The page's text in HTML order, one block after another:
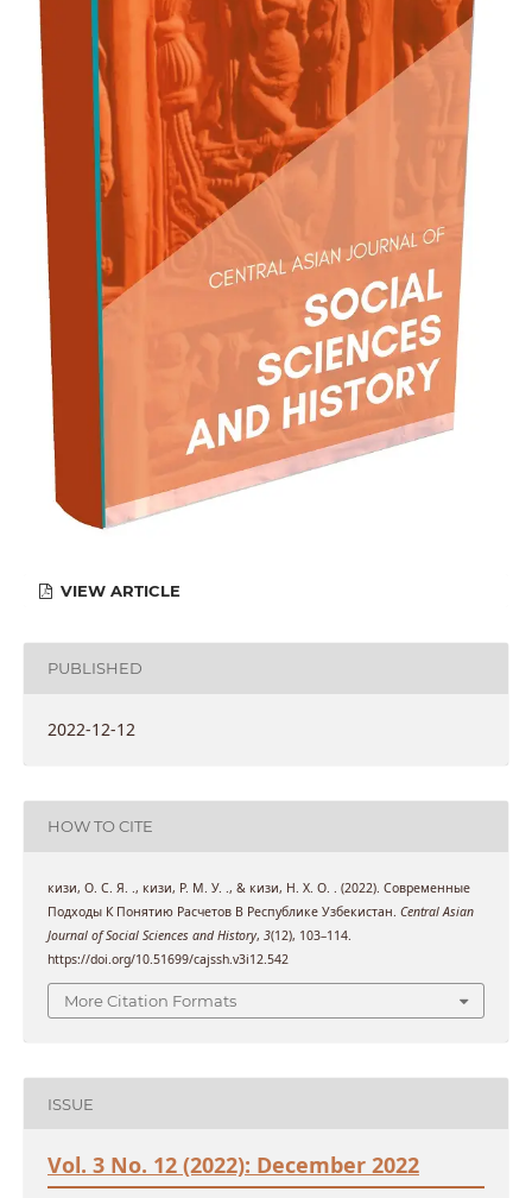
VIEW ARTICLE
PUBLISHED
2022-12-12
HOW TO CITE
кизи, О. С. Я. ., кизи, Р. М. У. ., & кизи, Н. Х. О. . (2022). Современные
Подходы К Понятию Расчетов В Республике Узбекистан. Central Asian
Journal of Social Sciences and History, 3(12), 103–114.
https://doi.org/10.51699/cajssh.v3i12.542
More Citation Formats
ISSUE
Vol. 3 No. 12 (2022): December 2022